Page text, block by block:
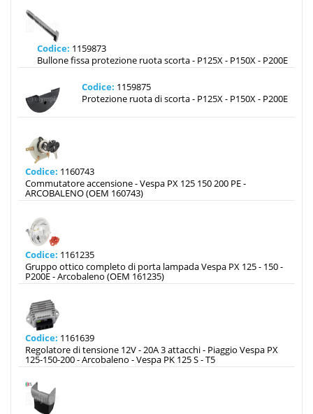
Codice: 1159873
Bullone fissa protezione ruota scorta - P125X - P150X - P200E
Codice: 1159875
Protezione ruota di scorta - P125X - P150X - P200E
Codice: 1160743
Commutatore accensione - Vespa PX 125 150 200 PE -
ARCOBALENO (OEM 160743)
Codice: 1161235
Gruppo ottico completo di porta lampada Vespa PX 125 - 150 -
P200E - Arcobaleno (OEM 161235)
Codice: 1161639
Regolatore di tensione 12V - 20A 3 attacchi - Piaggio Vespa PX
125-150-200 - Arcobaleno - Vespa PK 125 S - T5